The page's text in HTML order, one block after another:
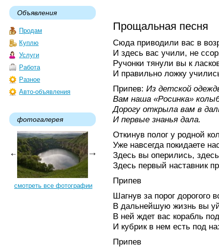
Объявления
Продам
Куплю
Услуги
Работа
Разное
Авто-объявления
фотогалерея
смотреть все фотографии
Прощальная песня
Сюда приводили вас в
И здесь вас учили, не
Ручонки тянули вы к
И правильно ложку
Припев: Из детской
Вам наша «Росинка»
Дорогу открыла вам в
И первые знанья дала.
Откинув полог у родной
Уже навсегда покидаете
Здесь вы оперились,
Здесь первый наставник
Припев
Шагнув за порог дорогого
В дальнейшую жизнь вы
В ней ждет вас корабль
И кубрик в нем есть под
Припев